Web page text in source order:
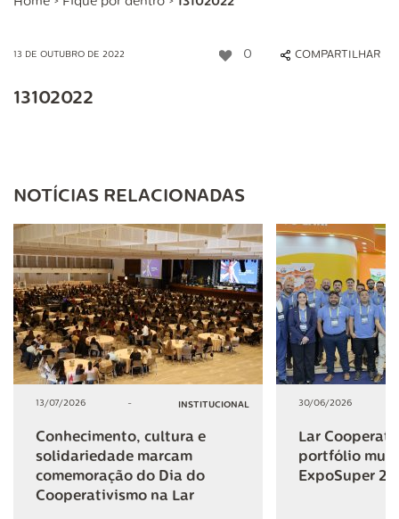
13 DE OUTUBRO DE 2022 0 COMPARTILHAR
13102022
NOTÍCIAS RELACIONADAS
13/07/2026 - INSTITUCIONAL
Conhecimento, cultura e
solidariedade marcam
comemoração do Dia do
Cooperativismo na Lar
30/06/2026
Lar
portfólio
ExpoSuper